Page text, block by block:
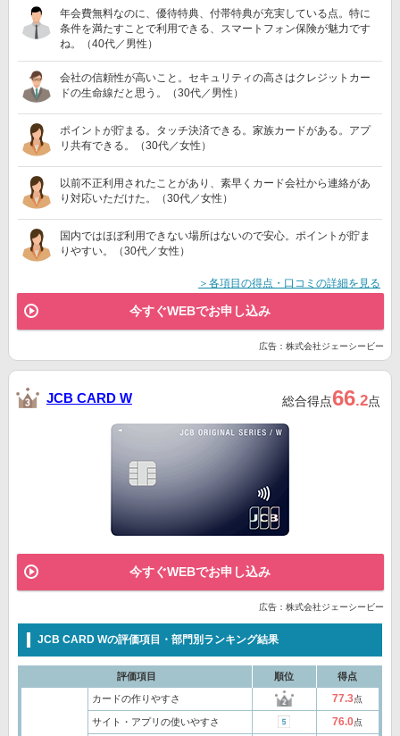
年会費無料なのに、優待特典、付帯特典が充実している点。特に
条件を満たすことで利用できる、スマートフォン保険が魅力です
ね。（40代／男性）
会社の信頼性が高いこと。セキュリティの高さはクレジットカー
ドの生命線だと思う。（30代／男性）
ポイントが貯まる。タッチ決済できる。家族カードがある。アプ
リ共有できる。（30代／女性）
以前不正利用されたことがあり、素早くカード会社から連絡があ
り対応いただけた。（30代／女性）
国内ではほぼ利用できない場所はないので安心。ポイントが貯ま
りやすい。（30代／女性）
＞各項目の得点・口コミの詳細を見る
今すぐWEBでお申し込み
広告：株式会社ジェーシービー
JCB CARD W 総合得点66.2点
今すぐWEBでお申し込み
広告：株式会社ジェーシービー
JCB CARD Wの評価項目・部門別ランキング結果
評価項目 順位 得点
カードの作りやすさ 77.3点
サイト・アプリの使いやすさ 76.0点